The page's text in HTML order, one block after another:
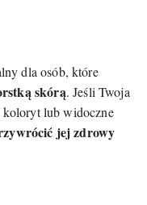
dla osób, które
skórą. Jeśli Twoja
koloryt lub widoczne
jej zdrowy